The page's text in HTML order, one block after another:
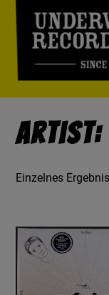
Artist:
Einzelnes